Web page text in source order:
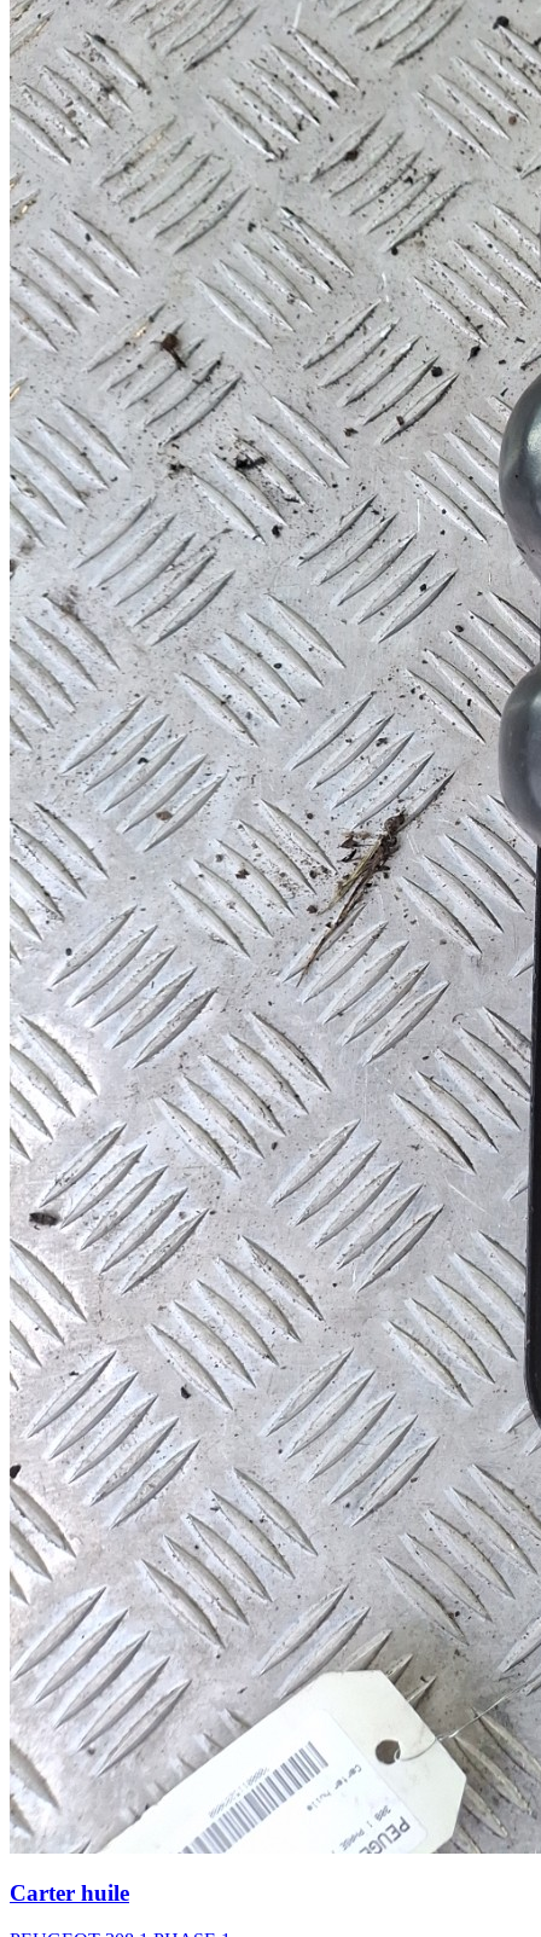
Carter huile